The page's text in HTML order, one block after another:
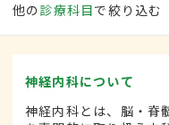
他の 診療科目で絞り込む
神経内科について
神経内科とは、脳・脊